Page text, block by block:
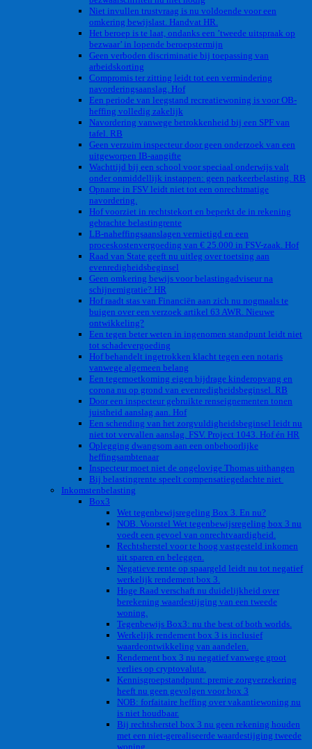
Niet invullen trustvraag is nu voldoende voor een
omkering bewijslast. Handvat HR.
Het beroep is te laat, ondanks een ’tweede uitspraak op
bezwaar’ in lopende beroepstermijn
Geen verboden discriminatie bij toepassing van
arbeidskorting
Compromis ter zitting leidt tot een vermindering
navorderingsaanslag. Hof
Een periode van leegstand recreatiewoning is voor OB-
heffing volledig zakelijk
Navordering vanwege betrokkenheid bij een SPF van
tafel. RB
Geen verzuim inspecteur door geen onderzoek van een
uitgeworpen IB-aangifte
Wachttijd bij een school voor speciaal onderwijs valt
onder onmiddellijk instappen: geen parkeerbelasting. RB
Opname in FSV leidt niet tot een onrechtmatige
navordering.
Hof voorziet in rechtstekort en beperkt de in rekening
gebrachte belastingrente
LB-naheffingsaanslagen vernietigd en een
proceskostenvergoeding van € 25.000 in FSV-zaak. Hof
Raad van State geeft nu uitleg over toetsing aan
evenredigheidsbeginsel
Geen omkering bewijs voor belastingadviseur na
schijnemigratie? HR
Hof raadt stas van Financiën aan zich nu nogmaals te
buigen over een verzoek artikel 63 AWR. Nieuwe
ontwikkeling?
Een tegen beter weten in ingenomen standpunt leidt niet
tot schadevergoeding
Hof behandelt ingetrokken klacht tegen een notaris
vanwege algemeen belang
Een tegemoetkoming eigen bijdrage kinderopvang en
corona nu op grond van evenredigheidsbeginsel. RB
Door een inspecteur gebruikte renseignementen tonen
juistheid aanslag aan. Hof
Een schending van het zorgvuldigheidsbeginsel leidt nu
niet tot vervallen aanslag. FSV. Project 1043. Hof én HR
Oplegging dwangsom aan een onbehoorlijke
heffingsambtenaar
Inspecteur moet niet de ongelovige Thomas uithangen
Bij belastingrente speelt compensatiegedachte niet
Inkomstenbelasting
Box3
Wet tegenbewijsregeling Box 3. En nu?
NOB. Voorstel Wet tegenbewijsregeling box 3 nu
voedt een gevoel van onrechtvaardigheid.
Rechtsherstel voor te hoog vastgesteld inkomen
uit sparen en beleggen.
Negatieve rente op spaargeld leidt nu tot negatief
werkelijk rendement box 3.
Hoge Raad verschaft nu duidelijkheid over
berekening waardestijging van een tweede
woning.
Tegenbewijs Box3: nu the best of both worlds.
Werkelijk rendement box 3 is inclusief
waardeontwikkeling van aandelen.
Rendement box 3 nu negatief vanwege groot
verlies op cryptovaluta.
Kennisgroepstandpunt: premie zorgverzekering
heeft nu geen gevolgen voor box 3
NOB: forfaitaire heffing over vakantiewoning nu
is niet houdbaar.
Bij rechtsherstel box 3 nu geen rekening houden
met een niet-gerealiseerde waardestijging tweede
woning.